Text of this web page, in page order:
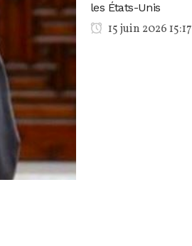
les États-Unis
15 juin 2026 15:17